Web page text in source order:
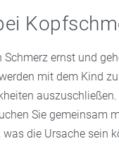
Schmerz ernst und
mit dem Kind
Sie gemeinsam
die Ursache sein